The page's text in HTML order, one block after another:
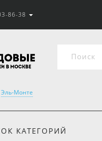
86-38
Эль-Монте
КАТЕГОРИЙ